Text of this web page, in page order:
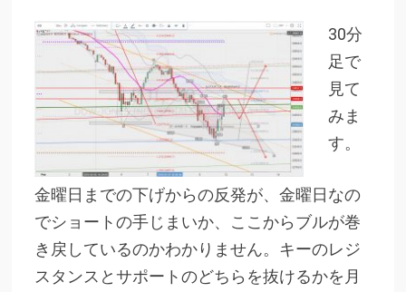
30分
足で
見て
みま
す。
金曜日までの下げからの反発が、金曜日なの
でショートの手じまいか、ここからブルが巻
き戻しているのかわかりません。キーのレジ
スタンスとサポートのどちらを抜けるかを月